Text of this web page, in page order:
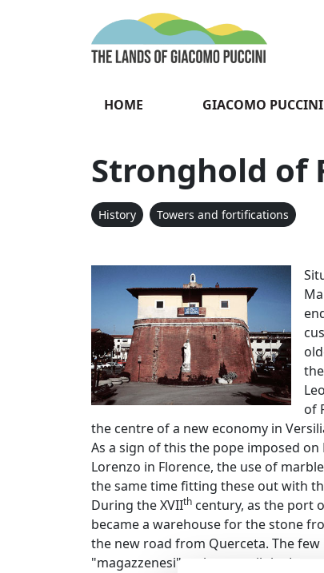
HOME GIACOMO PUCCINI
Stronghold of
History Towers and fortifications
of
the centre of a new economy in
As a sign of this the pope imposed
Lorenzo in Florence, the use of
the same time fitting these out with
During the XVIIth century, as the port
became a warehouse for the stone
the new road from Querceta. The
"magazzenesi", at least until the